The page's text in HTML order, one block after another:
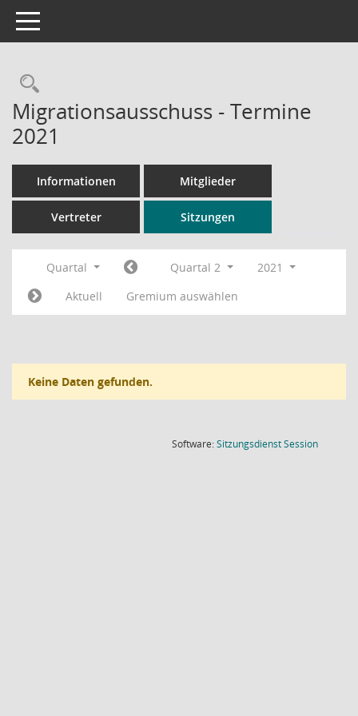
Toggle navigation
Rechercheauswahl
Migrationsausschuss - Termine
2021
Informationen Mitglieder
Vertreter Sitzungen
Quartal Quartal 2
2021
Aktuell
Gremium auswählen
Keine Daten gefunden.
Software:SitzungsdienstSession(Wird in